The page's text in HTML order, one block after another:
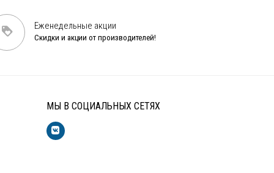
Еженедельные акции
Скидки и акции от производителей!
МЫ В СОЦИАЛЬНЫХ СЕТЯХ